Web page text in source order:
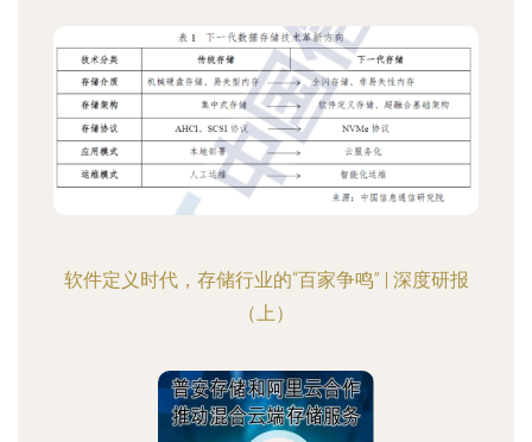
软件定义时代，存储行业的“百家争鸣” | 深度研报
（上）